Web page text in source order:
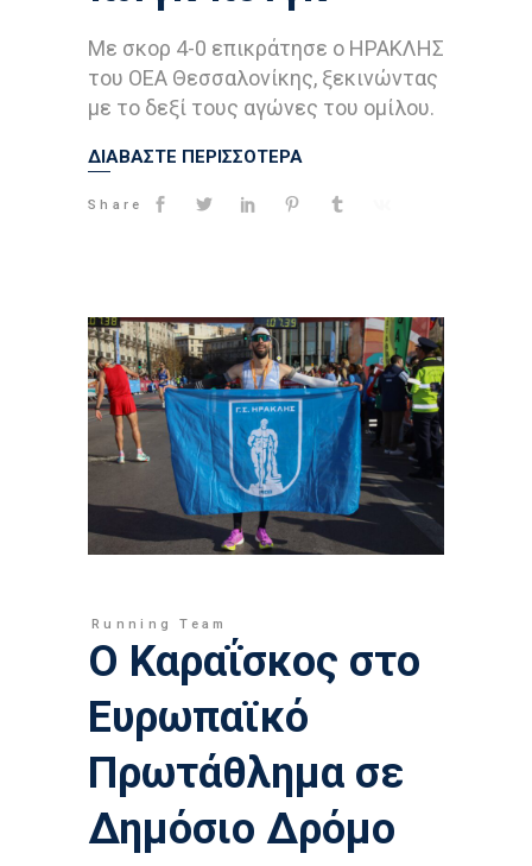
Με σκορ 4-0 επικράτησε ο ΗΡΑΚΛΗΣ
του ΟΕΑ Θεσσαλονίκης, ξεκινώντας
με το δεξί τους αγώνες του ομίλου.
ΔΙΑΒΑΣΤΕ ΠΕΡΙΣΣΟΤΕΡΑ
Share
Running Team
Ο Καραΐσκος στο
Ευρωπαϊκό
Πρωτάθλημα σε
Δημόσιο Δρόμο